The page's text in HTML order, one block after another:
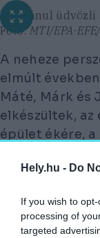
Hely.hu - Do
If you wish to
processing of
targeted
Katalánul üdvözli
Fotó:MTI/EPA-
A neheze
elmúlt
Máté, Márk és
elkészültek,
épület ékére,
fordíthatták
méteres
bekövetkezett
évszázadot